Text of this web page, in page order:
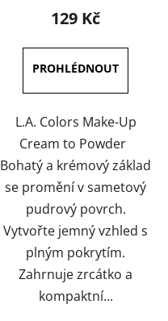
produktu
4,0
z
5
hvězdiček.
129 Kč
L.A. Colors Make-Up
Cream to Powder
Bohatý a krémový základ
se promění v sametový
pudrový povrch.
Vytvořte jemný vzhled s
plným pokrytím.
Zahrnuje zrcátko a
kompaktní...